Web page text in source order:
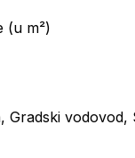
(u m²)
Gradski vodovod,